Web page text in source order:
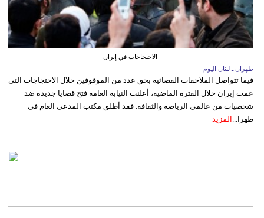
الاحتجاجات في إيران
طهران ـ لبنان اليوم
فيما تتواصل الملاحقات القضائية بحق عدد من الموقوفين خلال الاحتجاجات التي
عمت إيران خلال الفترة الماضية، أعلنت النيابة العامة فتح قضايا جديدة ضد
شخصيات من عالمي الرياضة والثقافة. فقد أطلق مكتب المدعي العام في
طهرا... المزيد